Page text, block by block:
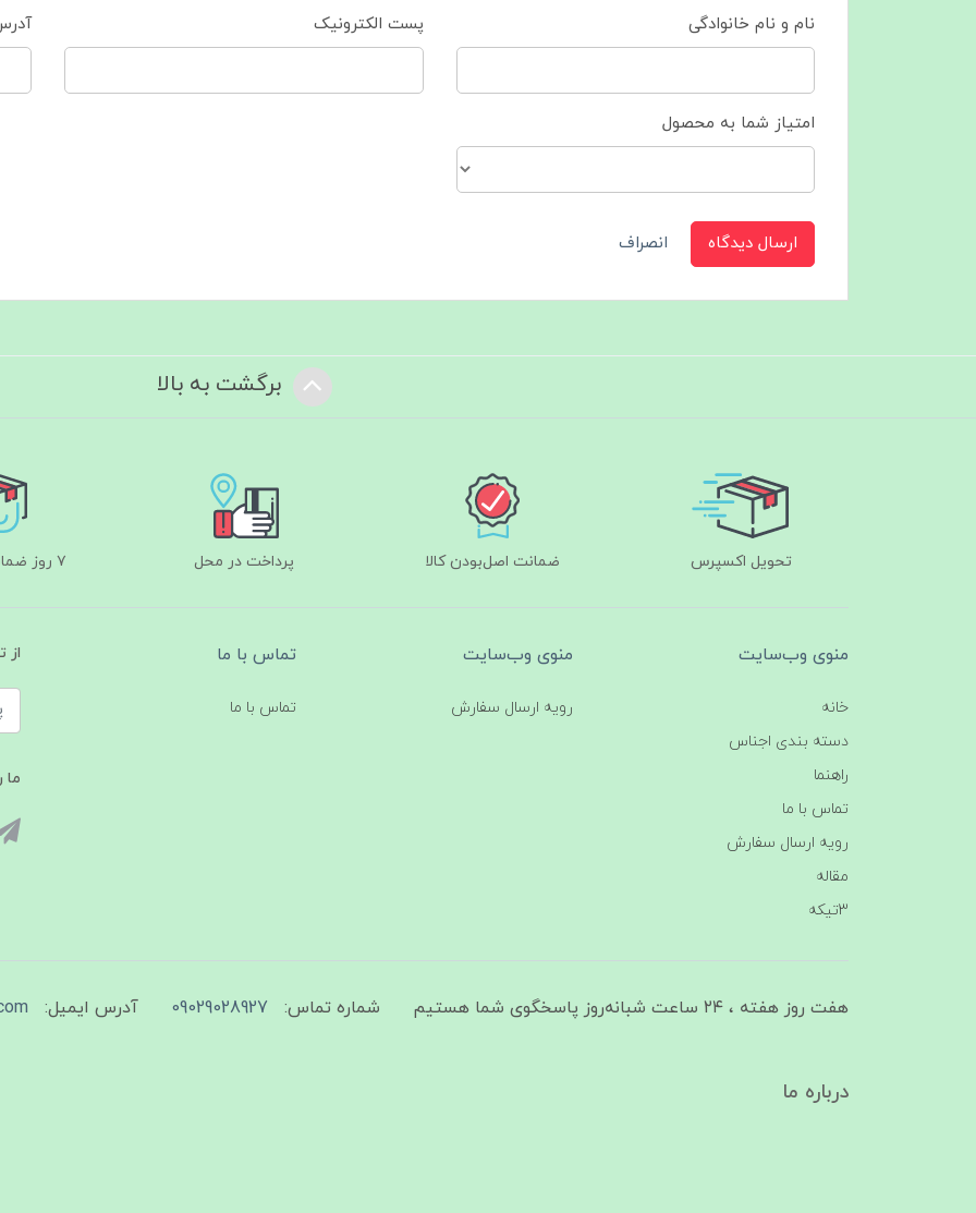
نام و نام خانوادگی پست الکترونیک
امتیاز شما به محصول
ارسال دیدگاه انصراف
برگشت به بالا
تحویل اکسپرس ضمانت اصل‌بودن کالا پرداخت در محل ۷ روز ضمانت بازگشت
منوی وب‌سایت
خانه
دسته بندی اجناس
راهنما
تماس با ما
رویه ارسال سفارش
مقاله
3تیکه
منوی وب‌سایت
رویه ارسال سفارش
تماس با ما
تماس با ما
از
ما
هفت روز هفته ، ۲۴ ساعت شبانه‌روز پاسخگوی شما هستیم شماره تماس: 09029028927 آدرس ایمیل:
درباره ما